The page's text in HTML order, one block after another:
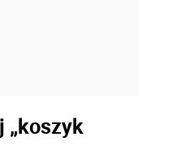
„koszyk